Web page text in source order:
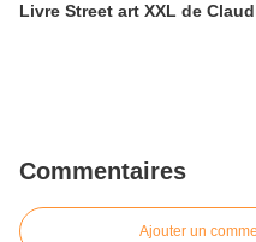
Livre Street art XXL de
Commentaires
Ajouter un